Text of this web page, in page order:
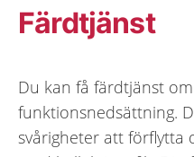
Färdtjänst
Du kan få färdtjänst
funktionsnedsättning.
svårigheter att förflytta